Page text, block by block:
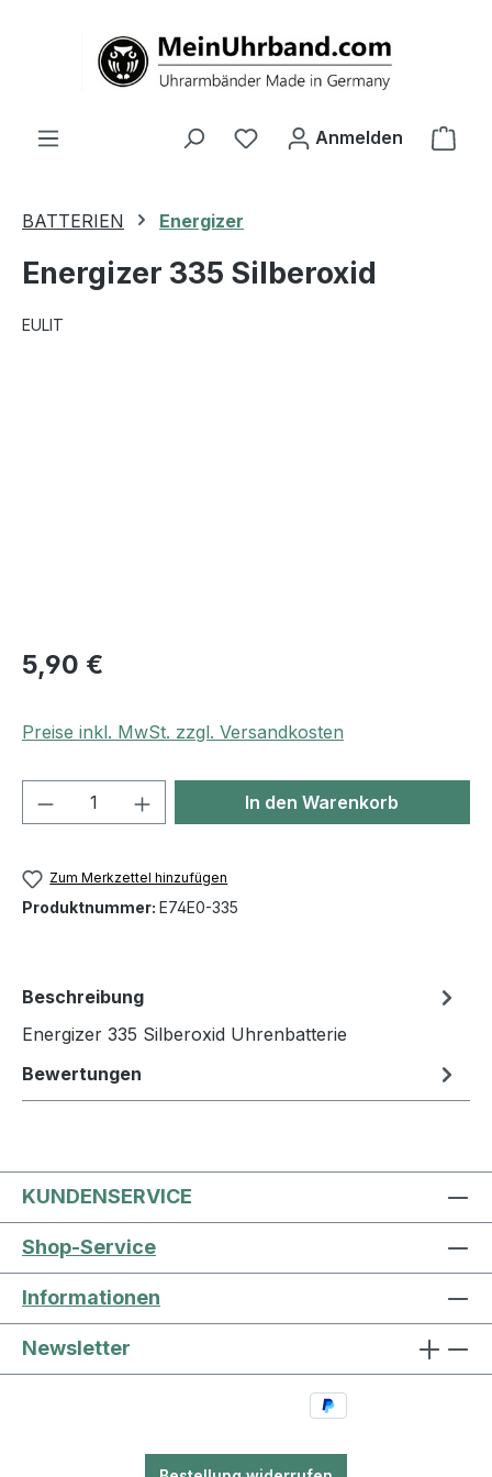
Anmelden
BATTERIEN Energizer
Energizer 335 Silberoxid
EULIT
5,90 €
Preise inkl. MwSt. zzgl. Versandkosten
Produkt Anzahl: Gib denIn den Warenkorb
Zum Merkzettel hinzufügen
Produktnummer: E74E0-335
Beschreibung
Energizer 335 Silberoxid Uhrenbatterie
Bewertungen
KUNDENSERVICE
Shop-Service
Informationen
Newsletter